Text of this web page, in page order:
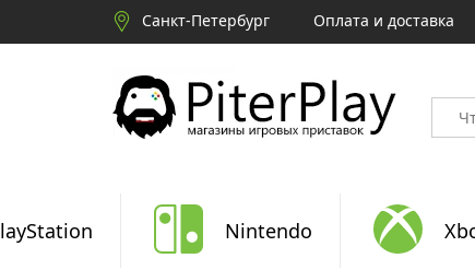
Санкт-Петербург Оплата и доставка
Nintendo